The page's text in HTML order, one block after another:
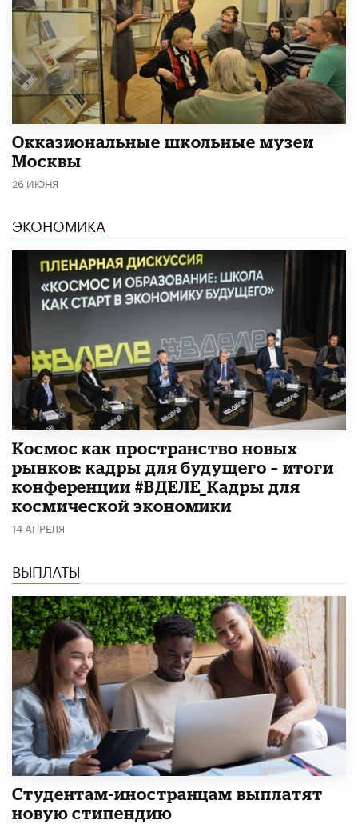
​Окказиональные школьные музеи
Москвы
26 ИЮНЯ
ЭКОНОМИКА
Космос как пространство новых
рынков: кадры для будущего – итоги
конференции #ВДЕЛЕ_Кадры для
космической экономики
14 АПРЕЛЯ
ВЫПЛАТЫ
Студентам-иностранцам выплатят
новую стипендию